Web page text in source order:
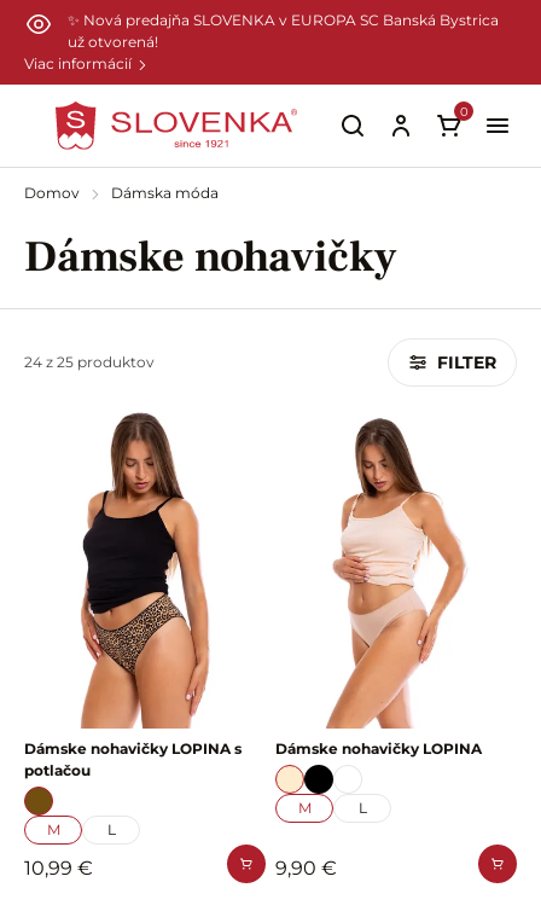
Preskočiť na hlavný obsah
✨ Nová predajňa SLOVENKA v EUROPA SC Banská Bystrica
už otvorená!
Viac informácií
0
Domov Dámska móda
Dámske nohavičky
24 z 25 produktov FILTER
Dámske nohavičky LOPINA s
potlačou
M L
10,99 €
Dámske nohavičky LOPINA
M L
9,90 €